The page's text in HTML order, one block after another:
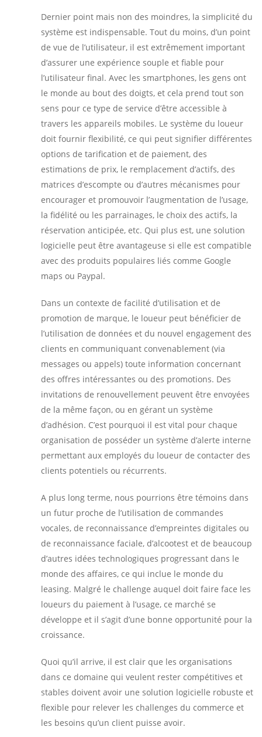
Dernier point mais non des moindres, la simplicité du
système est indispensable. Tout du moins, d’un point
de vue de l’utilisateur, il est extrêmement important
d’assurer une expérience souple et fiable pour
l’utilisateur final. Avec les smartphones, les gens ont
le monde au bout des doigts, et cela prend tout son
sens pour ce type de service d’être accessible à
travers les appareils mobiles. Le système du loueur
doit fournir flexibilité, ce qui peut signifier différentes
options de tarification et de paiement, des
estimations de prix, le remplacement d’actifs, des
matrices d’escompte ou d’autres mécanismes pour
encourager et promouvoir l’augmentation de l’usage,
la fidélité ou les parrainages, le choix des actifs, la
réservation anticipée, etc. Qui plus est, une solution
logicielle peut être avantageuse si elle est compatible
avec des produits populaires liés comme Google
maps ou Paypal.
Dans un contexte de facilité d’utilisation et de
promotion de marque, le loueur peut bénéficier de
l’utilisation de données et du nouvel engagement des
clients en communiquant convenablement (via
messages ou appels) toute information concernant
des offres intéressantes ou des promotions. Des
invitations de renouvellement peuvent être envoyées
de la même façon, ou en gérant un système
d’adhésion. C’est pourquoi il est vital pour chaque
organisation de posséder un système d’alerte interne
permettant aux employés du loueur de contacter des
clients potentiels ou récurrents.
A plus long terme, nous pourrions être témoins dans
un futur proche de l’utilisation de commandes
vocales, de reconnaissance d’empreintes digitales ou
de reconnaissance faciale, d’alcootest et de beaucoup
d’autres idées technologiques progressant dans le
monde des affaires, ce qui inclue le monde du
leasing. Malgré le challenge auquel doit faire face les
loueurs du paiement à l’usage, ce marché se
développe et il s’agit d’une bonne opportunité pour la
croissance.
Quoi qu’il arrive, il est clair que les organisations
dans ce domaine qui veulent rester compétitives et
stables doivent avoir une solution logicielle robuste et
flexible pour relever les challenges du commerce et
les besoins qu’un client puisse avoir.